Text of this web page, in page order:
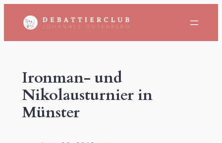
Inhalt
Ironman- und
Nikolausturnier in
Münster